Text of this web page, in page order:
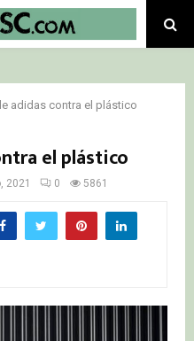
adidas contra el plástico
el plástico
2021 0 5861